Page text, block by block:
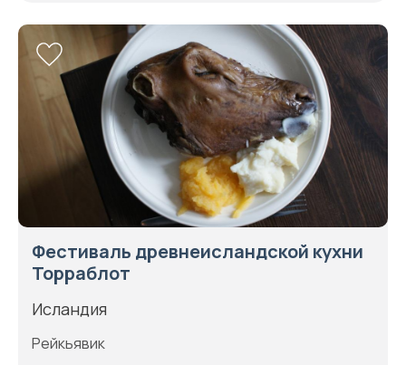
Фестиваль древнеисландской кухни
Торраблот
Исландия
Рейкьявик